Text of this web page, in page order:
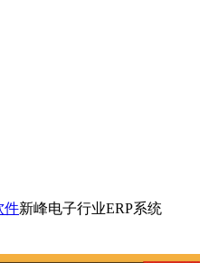
件新峰电子行业ERP系统